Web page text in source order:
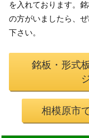
を入れております。
の方がいましたら、
下さい。
銘板・形式
相模原市